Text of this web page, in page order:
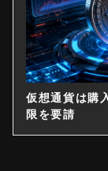
仮想通貨は購
限を要請